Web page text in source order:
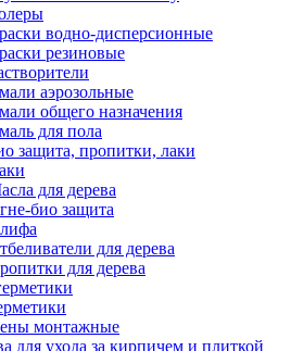
водно-дисперсионные
резиновые
аэрозольные
общего назначения
для пола
защита, пропитки, лаки
для дерева
био защита
для дерева
для дерева
монтажные
для ухода за кирпичем и плиткой